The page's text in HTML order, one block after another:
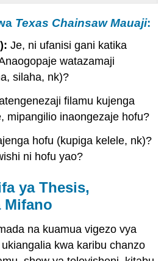
Texas Chainsaw Mauaji:
Je, ni ufanisi gani katika
watazamaji
silaha, nk)?
filamu kujenga
mipangilio inaongezaje hofu?
hofu (kupiga kelele, nk)?
ni hofu yao?
ya Thesis,
Mifano
na kuamua vigezo vya
kwa karibu chanzo